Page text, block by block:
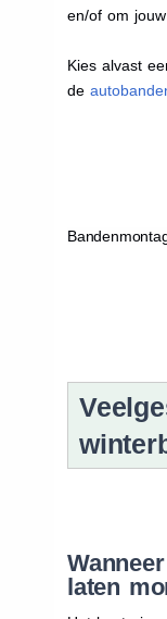
en/of om
Kies alvast
de
laten